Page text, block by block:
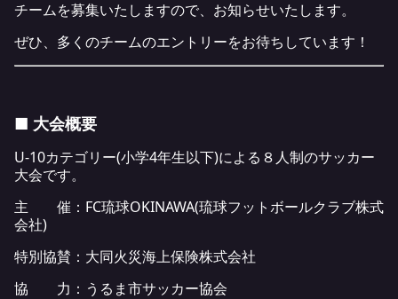
チームを募集いたしますので、お知らせいたします。
ぜひ、多くのチームのエントリーをお待ちしています！
■ 大会概要
U-10カテゴリー(小学4年生以下)による８人制のサッカー
大会です。
主 催：FC琉球OKINAWA(琉球フットボールクラブ株式
会社)
特別協賛：大同火災海上保険株式会社
協 力：うるま市サッカー協会